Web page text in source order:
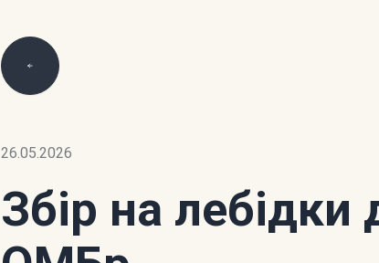
26.05.2026
Збір на лебідки